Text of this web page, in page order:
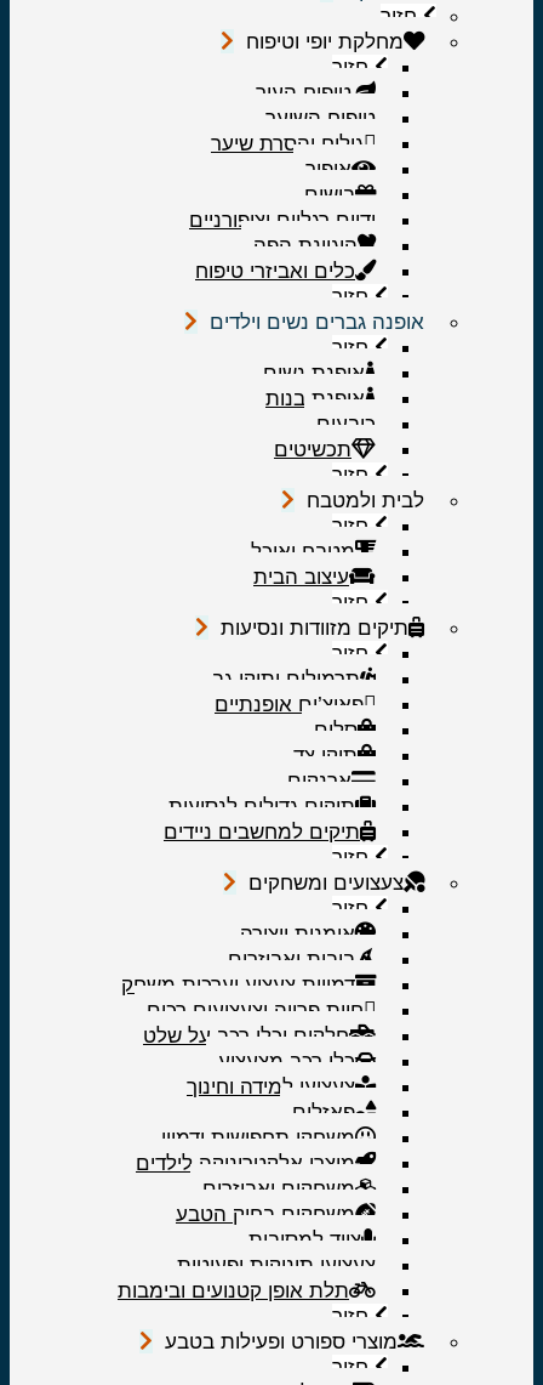
חזור
מחלקת יופי וטיפוח
חזור
טיפוח העור
טיפוח השיער
גילוח והסרת שיער
איפור
בישום
ידיים רגליים וציפורניים
היגיינת הפה
כלים ואביזרי טיפוח
חזור
אופנה גברים נשים וילדים
חזור
אופנת נשים
אופנת בנות
כובעים
תכשיטים
חזור
לבית ולמטבח
חזור
מטבח ואוכל
עיצוב הבית
חזור
תיקים מזוודות ונסיעות
חזור
תרמילים ותיקי גב
פאוצ’ים אופנתיים
סלים
תיקי צד
ארנקים
תיקים גדולים לנסיעות
תיקים למחשבים ניידים
חזור
צעצועים ומשחקים
חזור
אומנות ויצירה
בובות ואביזרים
דמויות צעצוע וערכות משחק
חיות פרווה וצעצועים רכים
חלקים וכלי רכב על שלט
כלי רכב מצעצוע
צעצועי למידה וחינוך
פאזלים
משחקי תחפושות ודמיון
מוצרי אלקטרוניקה לילדים
משחקים ואביזרים
משחקים בחיק הטבע
ציוד למסיבות
צעצועי תינוקות ופעוטות
תלת אופן קטנועים ובימבות
חזור
מוצרי ספורט ופעילות בטבע
חזור